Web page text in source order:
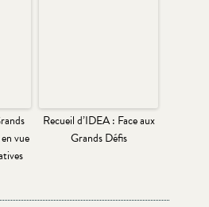
vue
Recueil d’IDEA : Face aux
Grands Défis